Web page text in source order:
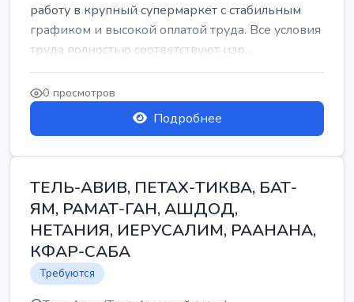
работу в крупный супермаркет с стабильным
графиком и высокой оплатой труда. Все условия
труда полностью соответствуют изр...
0 просмотров
Подробнее
ТЕЛЬ-АВИВ, ПЕТАХ-ТИКВА, БАТ-
ЯМ, РАМАТ-ГАН, АШДОД,
НЕТАНИЯ, ИЕРУСАЛИМ, РААНАНА,
КФАР-САБА
Требуются